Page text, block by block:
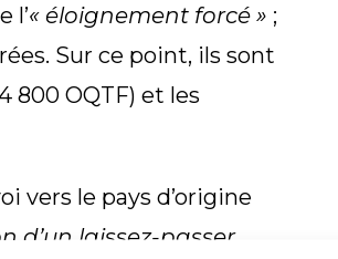
l’« éloignement forcé » ;
Sur ce point, ils sont
800 OQTF) et les
vers le pays d’origine
d’un laissez-passer